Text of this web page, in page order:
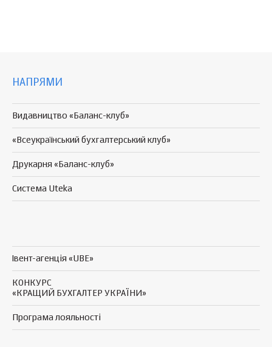
НАПРЯМИ
Видавництво «Баланс-клуб»
«Всеукраїнський бухгалтерський клуб»
Друкарня «Баланс-клуб»
Система Uteka
Івент-агенція «UBE»
КОНКУРС
«КРАЩИЙ БУХГАЛТЕР УКРАЇНИ»
Програма лояльності